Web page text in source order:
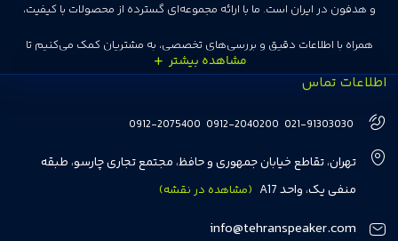
و هدفون در ایران است. ما با ارائه مجموعه‌ای گسترده از محصولات با کیفیت،
همراه با اطلاعات دقیق و بررسی‌های تخصصی، به مشتریان کمک می‌کنیم تا
انتخاب‌های درست و هوشمندانه‌ای داشته باشند. تهران اسپیکر با تجربه‌ای بیش از
هفت سال در این زمینه، بر ایجاد تجربه خریدی آسان، سریع و مطمئن تمرکز دارد تا
مشتریان بتوانند با خیالی آسوده از انتخاب خود لذت ببرند. ما به رضایت و اعتماد
مشتریان اهمیت می‌دهیم و همواره در تلاشیم تا بهترین‌ها را برای آن‌ها فراهم
کنیم.
اطلاعات تماس
021-91303030
0912-2040200
0912-2075400
تهران، تقاطع خیابان جمهوری و حافظ، مجتمع تجاری چارسو، طبقه
منفی یک، واحد A17
(مشاهده در نقشه)
info@tehranspeaker.com